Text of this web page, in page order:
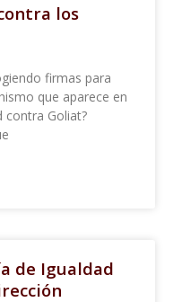
los
firmas para
que aparece en
contra Goliat?
de Igualdad